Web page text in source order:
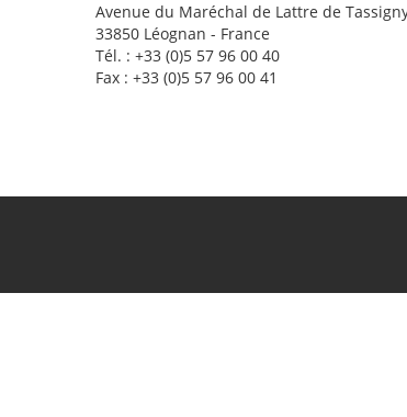
Avenue du Maréchal de Lattre de
33850 Léognan - France
Tél. : +33 (0)5 57 96 00 40
Fax : +33 (0)5 57 96 00 41